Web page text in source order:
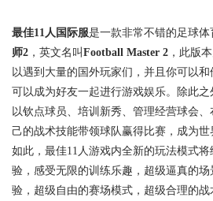
最佳11人国际服是一款非常不错的足球体
师2 ，英文名叫 Football Master 2 ，此版
以遇到大量的国外玩家们，并且你可以
可以成为好友一起进行游戏娱乐。除此
以钦点球员、培训新秀、管理经营球会
己的战术技能带领球队赢得比赛，成为
如此，最佳11人游戏内全新的玩法模式
验，感受无限的训练乐趣，超级逼真的
验，超级自由的赛场模式，超级合理的